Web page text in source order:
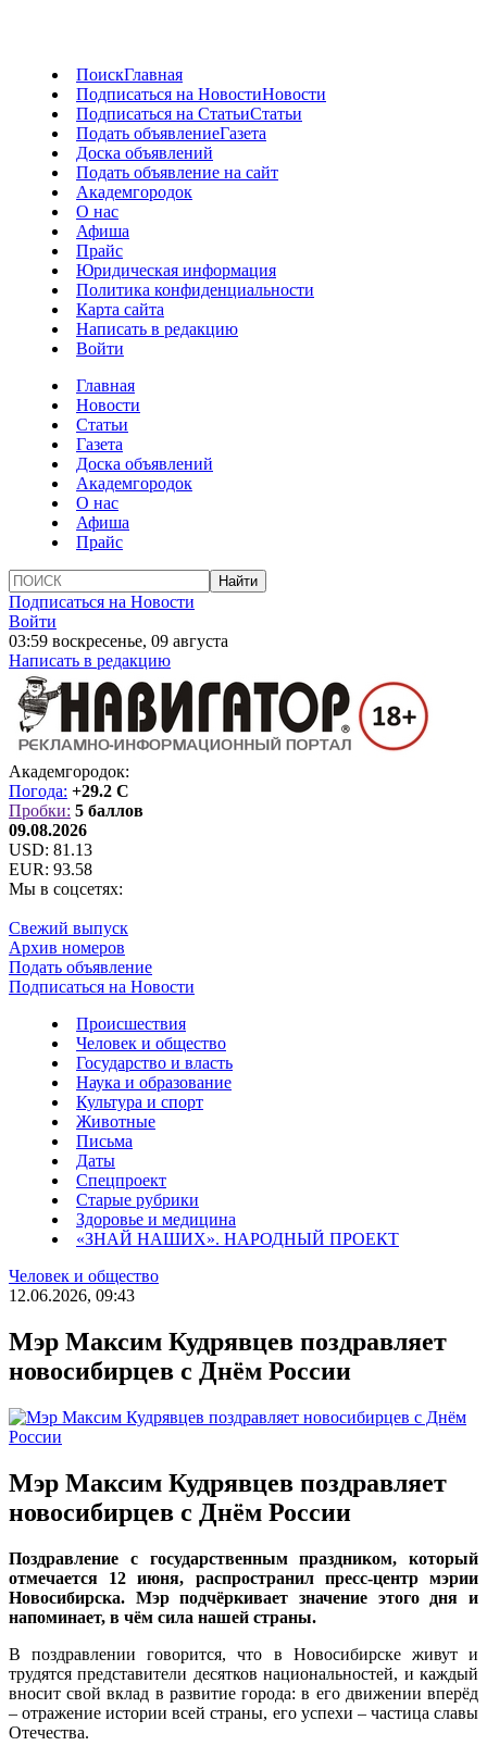
ПоискГлавная
Подписаться на НовостиНовости
Подписаться на СтатьиСтатьи
Подать объявлениеГазета
Доска объявлений
Подать объявление на сайт
Академгородок
О нас
Афиша
Прайс
Юридическая информация
Политика конфиденциальности
Карта сайта
Написать в редакцию
Войти
Главная
Новости
Статьи
Газета
Доска объявлений
Академгородок
О нас
Афиша
Прайс
Подписаться на Новости
Войти
03:59 воскресенье, 09 августа
Написать в редакцию
Академгородок:
Погода: +29.2 C
Пробки: 5 баллов
09.08.2026
USD: 81.13
EUR: 93.58
Мы в соцсетях:
Свежий выпуск
Архив номеров
Подать объявление
Подписаться на Новости
Происшествия
Человек и общество
Государство и власть
Наука и образование
Культура и спорт
Животные
Письма
Даты
Спецпроект
Старые рубрики
Здоровье и медицина
«ЗНАЙ НАШИХ». НАРОДНЫЙ ПРОЕКТ
Человек и общество
12.06.2026, 09:43
Мэр Максим Кудрявцев поздравляет
новосибирцев с Днём России
Мэр Максим Кудрявцев поздравляет
новосибирцев с Днём России
Поздравление с государственным праздником, который
отмечается 12 июня, распространил пресс-центр мэрии
Новосибирска. Мэр подчёркивает значение этого дня и
напоминает, в чём сила нашей страны.
В поздравлении говорится, что в Новосибирске живут и
трудятся представители десятков национальностей, и каждый
вносит свой вклад в развитие города: в его движении вперёд
– отражение истории всей страны, его успехи – частица славы
Отечества.